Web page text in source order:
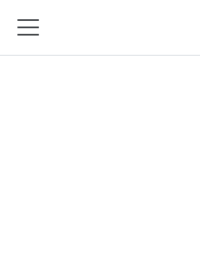
Panel lateral